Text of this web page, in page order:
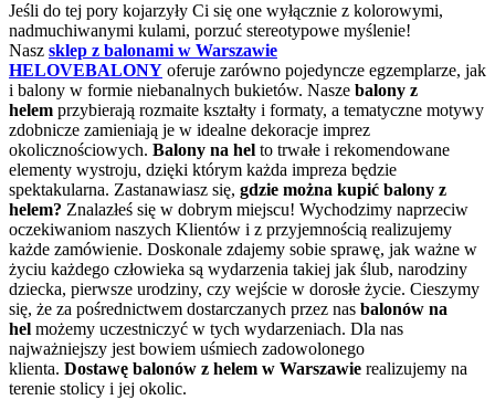
Jeśli do tej pory kojarzyły Ci się one wyłącznie z kolorowymi,
nadmuchiwanymi kulami, porzuć stereotypowe myślenie!
Nasz sklep z balonami w Warszawie
HELOVEBALONY oferuje zarówno pojedyncze egzemplarze, jak
i balony w formie niebanalnych bukietów. Nasze balony z
helem przybierają rozmaite kształty i formaty, a tematyczne motywy
zdobnicze zamieniają je w idealne dekoracje imprez
okolicznościowych. Balony na hel to trwałe i rekomendowane
elementy wystroju, dzięki którym każda impreza będzie
spektakularna. Zastanawiasz się, gdzie można kupić balony z
helem? Znalazłeś się w dobrym miejscu! Wychodzimy naprzeciw
oczekiwaniom naszych Klientów i z przyjemnością realizujemy
każde zamówienie. Doskonale zdajemy sobie sprawę, jak ważne w
życiu każdego człowieka są wydarzenia takiej jak ślub, narodziny
dziecka, pierwsze urodziny, czy wejście w dorosłe życie. Cieszymy
się, że za pośrednictwem dostarczanych przez nas balonów na
hel możemy uczestniczyć w tych wydarzeniach. Dla nas
najważniejszy jest bowiem uśmiech zadowolonego
klienta. Dostawę balonów z helem w Warszawie realizujemy na
terenie stolicy i jej okolic.